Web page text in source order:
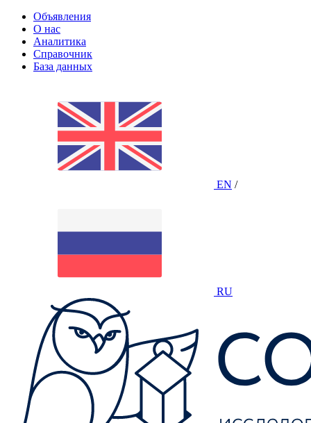
Объявления
О нас
Аналитика
Справочник
База данных
EN /
RU